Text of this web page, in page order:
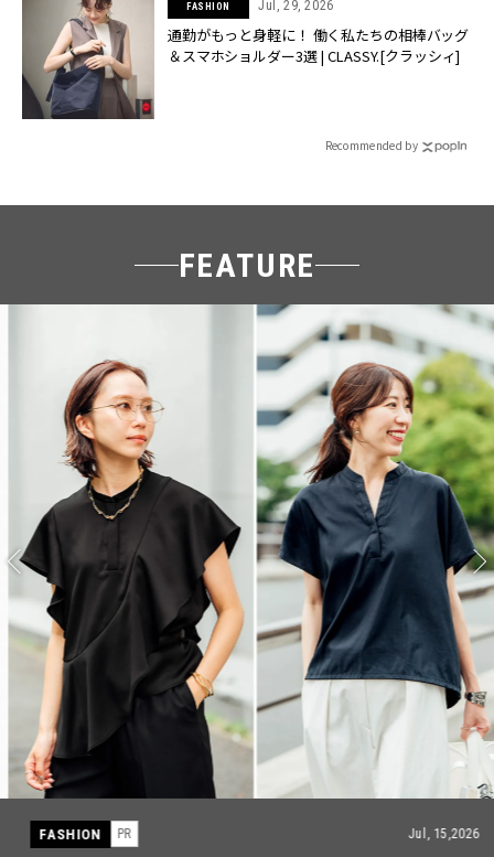
FASHION Jul, 29, 2026
通勤がもっと身軽に！ 働く私たちの相棒バッグ
＆スマホショルダー3選 | CLASSY.[クラッシィ]
Recommended by
FEATURE
FASHION PR Jul, 15,2026